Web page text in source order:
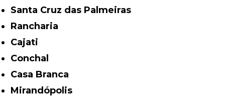
Santa Cruz das Palmeiras
Rancharia
Cajati
Conchal
Casa Branca
Mirandópolis